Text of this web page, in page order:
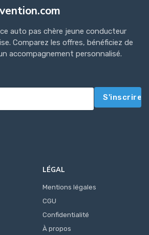
auto pas chère jeune conducteur
Comparez les offres, bénéficiez de
accompagnement personnalisé.
S'inscrire
LÉGAL
Mentions légales
CGU
Confidentialité
À propos